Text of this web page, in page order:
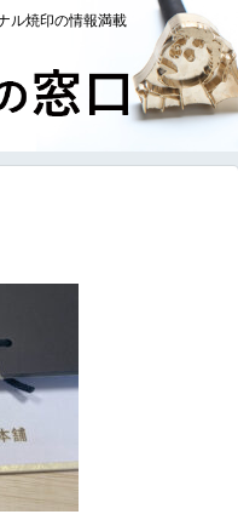
ル焼印の情報満載